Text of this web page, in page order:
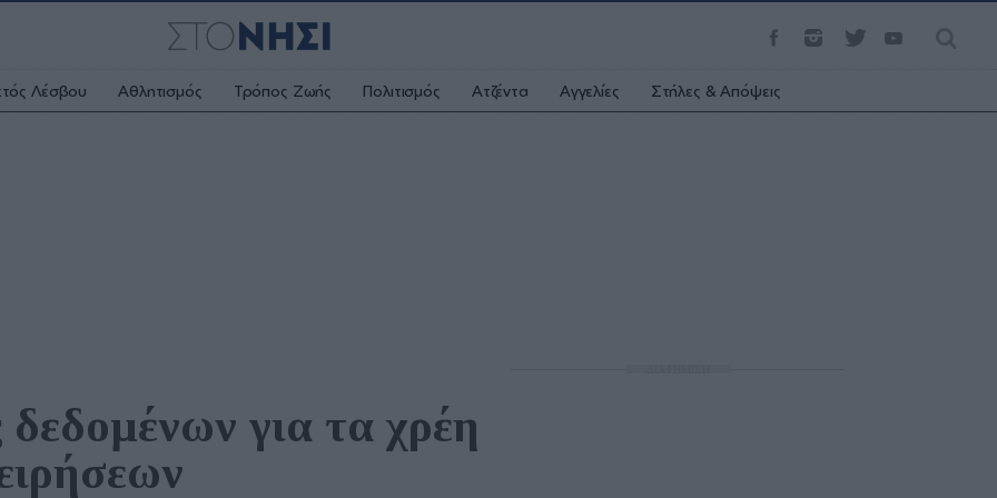
Λέσβου Αθλητισμός Τρόπος Ζωής Πολιτισμός Ατζέντα Αγγελίες Στήλες & Απόψεις
δεδομένων για τα χρέη